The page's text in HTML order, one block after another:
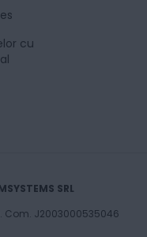
cu
SRL
Com. J2003000535046